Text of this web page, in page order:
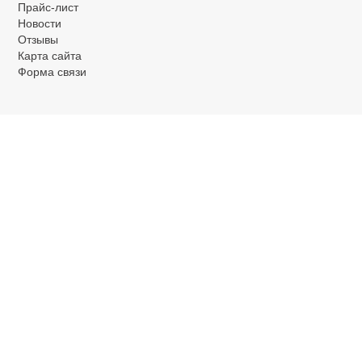
Прайс-лист
Новости
Отзывы
Карта сайта
Форма связи